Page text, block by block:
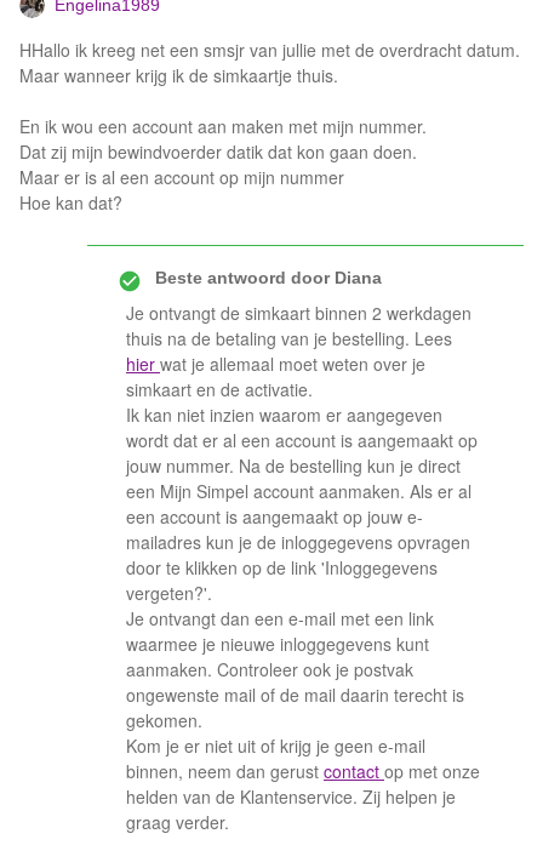
Engelina1989
HHallo ik kreeg net een smsjr van jullie met de overdracht datum.
Maar wanneer krijg ik de simkaartje thuis.
En ik wou een account aan maken met mijn nummer.
Dat zij mijn bewindvoerder datik dat kon gaan doen.
Maar er is al een account op mijn nummer
Hoe kan dat?
Beste antwoord doorDiana
Je ontvangt de simkaart binnen 2 werkdagen
thuis na de betaling van je bestelling. Lees
hier wat je allemaal moet weten over je
simkaart en de activatie.
Ik kan niet inzien waarom er aangegeven
wordt dat er al een account is aangemaakt op
jouw nummer. Na de bestelling kun je direct
een Mijn Simpel account aanmaken. Als er al
een account is aangemaakt op jouw e-
mailadres kun je de inloggegevens opvragen
door te klikken op de link 'Inloggegevens
vergeten?'.
Je ontvangt dan een e-mail met een link
waarmee je nieuwe inloggegevens kunt
aanmaken. Controleer ook je postvak
ongewenste mail of de mail daarin terecht is
gekomen.
Kom je er niet uit of krijg je geen e-mail
binnen, neem dan gerust contact op met onze
helden van de Klantenservice. Zij helpen je
graag verder.